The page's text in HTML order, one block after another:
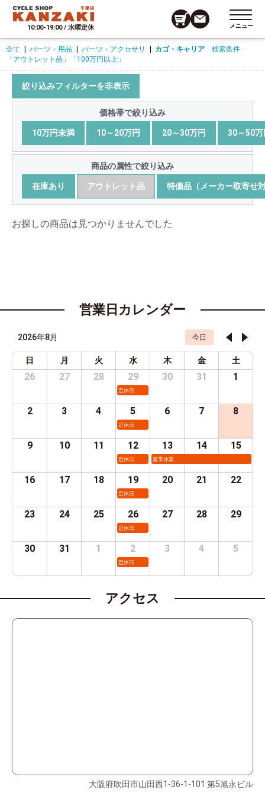
10:00-19:00 / 水曜定休 メニュー
全て パーツ・用品 パーツ・アクセサリ カゴ・キャリア 検索条件
「アウトレット品」
「100万円以上」
絞り込みフィルターを非表示
価格帯で絞り込み
10万円未満 10～20万円 20～30万円 30～50万
商品の属性で絞り込み
在庫あり アウトレット品 特価品（メーカー取寄せ
お探しの商品は見つかりませんでした
営業日カレンダー
2026年8月 今日
日 月 火 水 木 金 土
26 27 28 29
定休日
30 31 1
2 3 4 5
定休日
6 7 8
9 10 11 12
定休日
13
夏季休業
14 15
16 17 18 19
定休日
20 21 22
23 24 25 26
定休日
27 28 29
30 31 1 2
定休日
3 4 5
アクセス
大阪府吹田市山田西1-36-1-101 第5旭永ビル